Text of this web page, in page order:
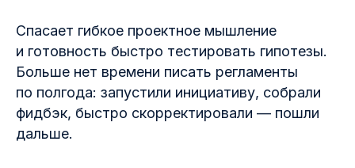
Спасает гибкое проектное мышление
и готовность быстро тестировать гипотезы.
Больше нет времени писать регламенты
по полгода: запустили инициативу, собрали
фидбэк, быстро скорректировали — пошли
дальше.